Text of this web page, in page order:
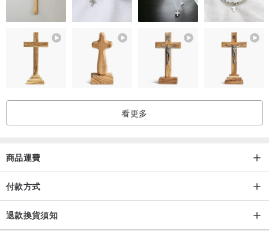
看更多
商品運費
付款方式
退款換貨須知